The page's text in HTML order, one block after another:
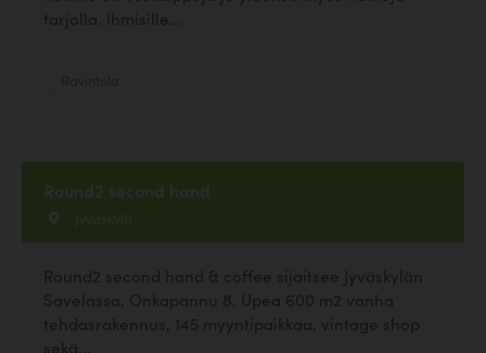
tarjolla. Ihmisille...
Round2 second hand
, Jyväskylä
Round2 second hand & coffee sijaitsee Jyväskylän
Savelassa, Onkapannu 8. Upea 600 m2 vanha
tehdasrakennus, 145 myyntipaikkaa, vintage shop
sekä...